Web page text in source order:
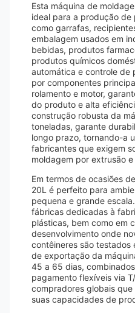
Esta máquina de
ideal para a produção
como garrafas,
embalagem usados ​​em
bebidas, produtos
produtos químicos
automática e controle de
por componentes
rolamento e motor,
do produto e alta
construção robusta da
toneladas, garante
longo prazo, tornando-a
fabricantes que exigem
moldagem por extrusão e
Em termos de ocasiões
20L é perfeito para
pequena e grande
fábricas dedicadas à
plásticas, bem como em
desenvolvimento onde
contêineres são testados
de exportação da
45 a 65 dias,
pagamento flexíveis via
compradores globais
suas capacidades de